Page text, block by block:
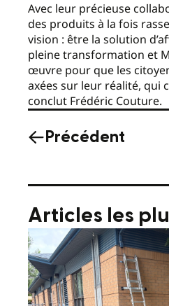
Avec leur précieuse
des produits à la fois
vision : être la solution
pleine transformation et
œuvre pour que les
axées sur leur réalité, qui
conclut Frédéric Couture.
Précédent
Articles les